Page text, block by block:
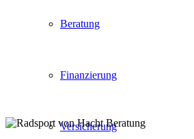
Beratung
Finanzierung
Versicherung